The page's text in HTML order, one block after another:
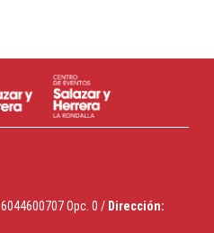
6044600707 Opc. 0 / Dirección: